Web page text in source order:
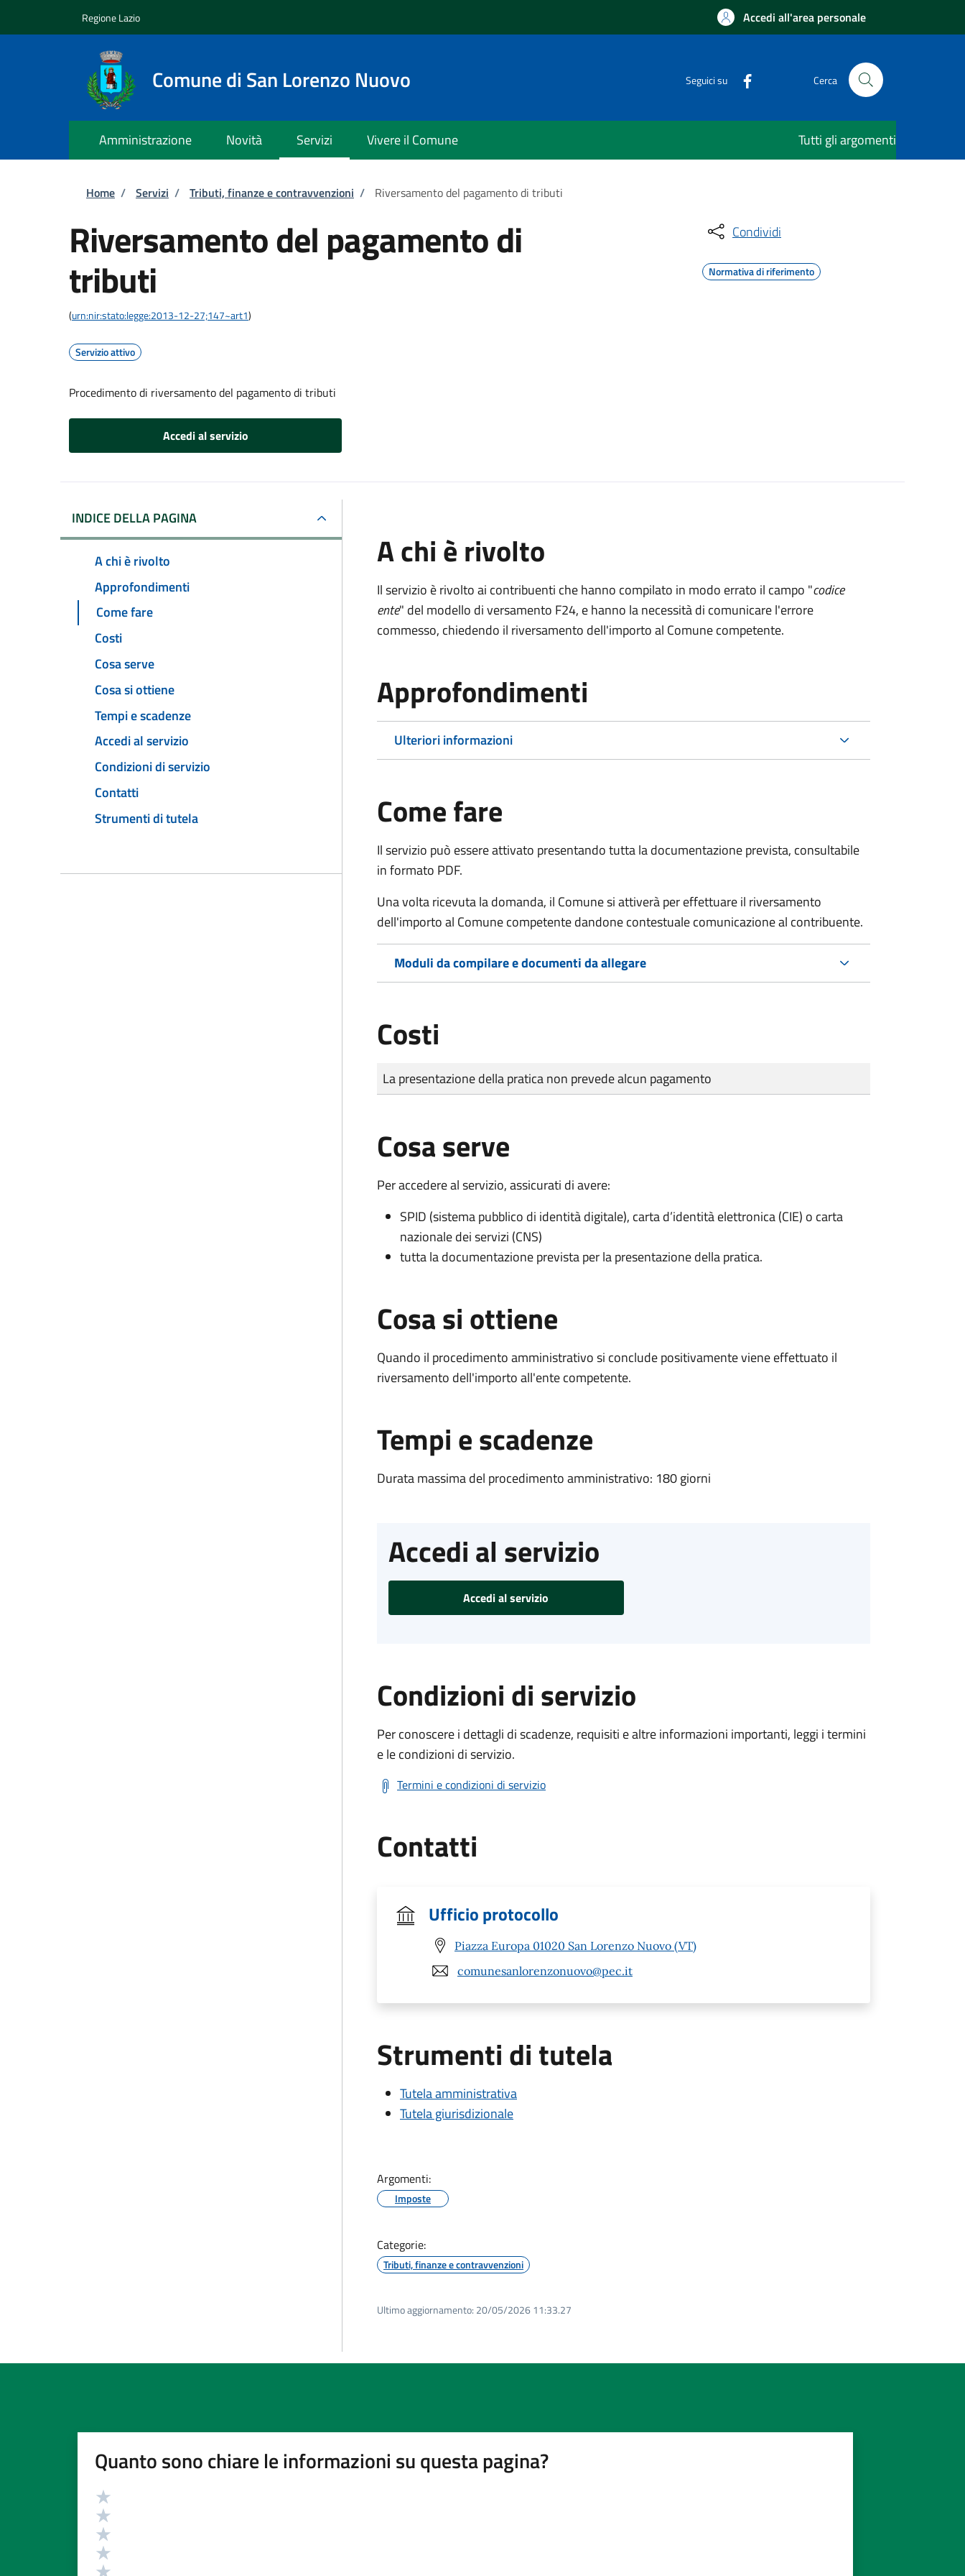
Regione Lazio Accedi all'area personale
Comune di San Lorenzo Nuovo Seguici su Cerca
Amministrazione Novità Servizi Vivere il Comune Tutti gli argomenti
Briciole di pane
Home / Servizi / Tributi, finanze e contravvenzioni / Riversamento del pagamento di tributi
Riversamento del pagamento di
tributi
(urn:nir:stato:legge:2013-12-27;147~art1)
Servizio attivo
Procedimento di riversamento del pagamento di tributi
Accedi al servizio
Condividi
Normativa di riferimento
INDICE DELLA PAGINA
A chi è rivolto
Approfondimenti
Come fare
Costi
Cosa serve
Cosa si ottiene
Tempi e scadenze
Accedi al servizio
Condizioni di servizio
Contatti
Strumenti di tutela
A chi è rivolto
Il servizio è rivolto ai contribuenti che hanno compilato in modo errato il campo "codice
ente" del modello di versamento F24, e hanno la necessità di comunicare l'errore
commesso, chiedendo il riversamento dell'importo al Comune competente.
Approfondimenti
Ulteriori informazioni
Come fare
Il servizio può essere attivato presentando tutta la documentazione prevista, consultabile
in formato PDF.
Una volta ricevuta la domanda, il Comune si attiverà per effettuare il riversamento
dell'importo al Comune competente dandone contestuale comunicazione al contribuente.
Moduli da compilare e documenti da allegare
Costi
Tipo di pagamento
Importo
La presentazione della pratica non prevede alcun pagamento
Cosa serve
Per accedere al servizio, assicurati di avere:
SPID (sistema pubblico di identità digitale), carta d’identità elettronica (CIE) o carta
nazionale dei servizi (CNS)
tutta la documentazione prevista per la presentazione della pratica.
Cosa si ottiene
Quando il procedimento amministrativo si conclude positivamente viene effettuato il
riversamento dell'importo all'ente competente.
Tempi e scadenze
Durata massima del procedimento amministrativo: 180 giorni
Accedi al servizio
Accedi al servizio
Condizioni di servizio
Per conoscere i dettagli di scadenze, requisiti e altre informazioni importanti, leggi i termini
e le condizioni di servizio.
Termini e condizioni di servizio
Contatti
Ufficio protocollo
Piazza Europa 01020 San Lorenzo Nuovo (VT)
comunesanlorenzonuovo@pec.it
Strumenti di tutela
Tutela amministrativa
Tutela giurisdizionale
Argomenti:
Imposte
Categorie:
Tributi, finanze e contravvenzioni
Ultimo aggiornamento: 20/05/2026 11:33.27
Quanto sono chiare le informazioni su questa pagina?
Valutazione